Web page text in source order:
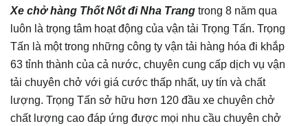
Xe chở hàng Thốt Nốt đi Nha Trang trong 8 năm qua
luôn là trọng tâm hoạt động của vận tải Trọng Tấn. Trọng
Tấn là một trong những công ty vận tải hàng hóa đi khắp
63 tỉnh thành của cả nước, chuyên cung cấp dịch vụ vận
tải chuyên chở với giá cước thấp nhất, uy tín và chất
lượng. Trọng Tấn sở hữu hơn 120 đầu xe chuyên chở
chất lượng cao đáp ứng được mọi nhu cầu chuyên chở